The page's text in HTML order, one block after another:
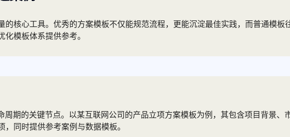
核心工具。优秀的方案模板不仅能规范流程，更能沉淀最佳实践，而普通模板
模板体系提供参考。
期的关键节点。以某互联网公司的产品立项方案模板为例，其包含项目背景
同时提供参考案例与数据模板。